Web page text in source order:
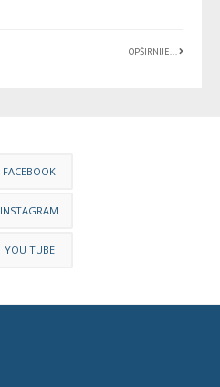
OPŠIRNIJE...
FACEBOOK
INSTAGRAM
YOU TUBE